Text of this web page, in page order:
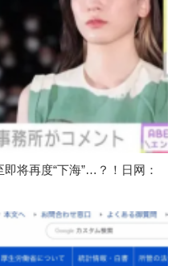
将再度“下海”…？！日网：